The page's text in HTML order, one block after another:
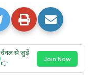
चैनल से जुड़ें
👉
Join Now